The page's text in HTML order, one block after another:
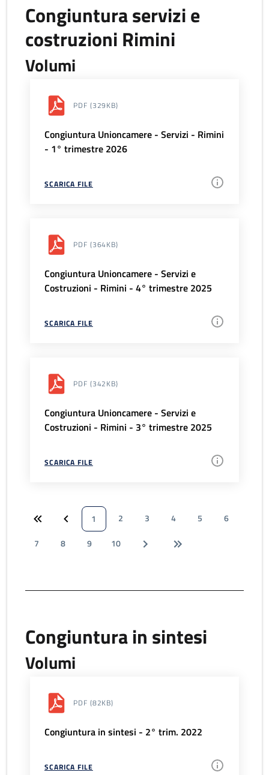
Congiuntura servizi e
costruzioni Rimini
Volumi
PDF (329KB)
Congiuntura Unioncamere - Servizi - Rimini
- 1° trimestre 2026
SCARICA FILE
PDF (364KB)
Congiuntura Unioncamere - Servizi e
Costruzioni - Rimini - 4° trimestre 2025
SCARICA FILE
PDF (342KB)
Congiuntura Unioncamere - Servizi e
Costruzioni - Rimini - 3° trimestre 2025
SCARICA FILE
1 2 3 4 5
6
7
8 9 10
Congiuntura in sintesi
Volumi
PDF (82KB)
Congiuntura in sintesi - 2° trim. 2022
SCARICA FILE